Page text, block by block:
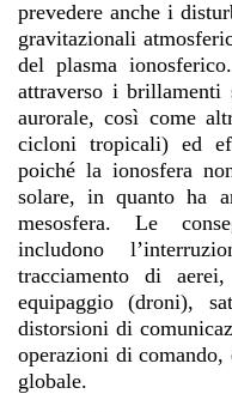
prevedere anche i
gravitazionali
del plasma
attraverso i brillamenti
aurorale, così come
cicloni tropicali) ed
poiché la ionosfera
solare, in quanto ha
mesosfera. Le
includono
tracciamento di
equipaggio (droni),
distorsioni di
operazioni di
globale.